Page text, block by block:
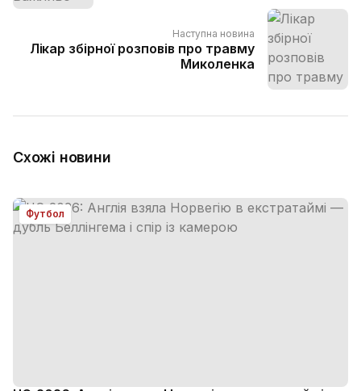
Наступна новина
Лікар збірної розповів про травму
Миколенка
Схожі новини
Футбол